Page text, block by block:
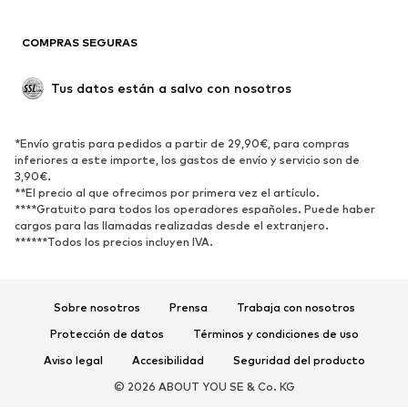
Tallas grandes
Reciclado
ZAPATOS
Nuevo
Zapatillas de deporte
Botines
Zapatos de tacón y plataforma Botas
Zapatillas de casa
Exclusivo
COMPRAS SEGURAS
Tus datos están a salvo con nosotros
*Envío gratis para pedidos a partir de 29,90€, para compras
inferiores a este importe, los gastos de envío y servicio son de
3,90€.
**El precio al que ofrecimos por primera vez el artículo.
****Gratuito para todos los operadores españoles. Puede haber
cargos para las llamadas realizadas desde el extranjero.
******Todos los precios incluyen IVA.
Sobre nosotros Prensa
Trabaja con nosotros
Protección de datos
Términos y condiciones de uso
Aviso legal
Accesibilidad
Seguridad del producto
© 2026 ABOUT YOU SE & Co. KG